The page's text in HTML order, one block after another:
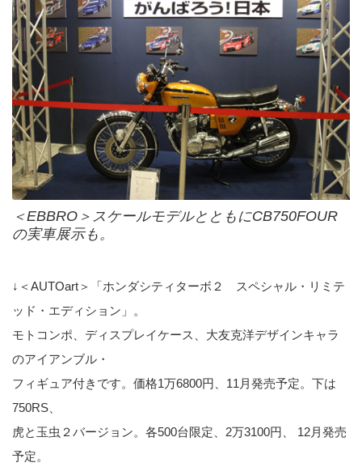
＜EBBRO＞スケールモデルとともにCB750FOUR
の実車展示も。
↓＜AUTOart＞「ホンダシティターボ２ スペシャル・リミテ
ッド・エディション」。
モトコンポ、ディスプレイケース、大友克洋デザインキャラ
のアイアンブル・
フィギュア付きです。価格1万6800円、11月発売予定。下は
750RS、
虎と玉虫２バージョン。各500台限定、2万3100円、 12月発売
予定。